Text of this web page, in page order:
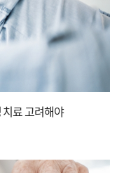
료 고려해야